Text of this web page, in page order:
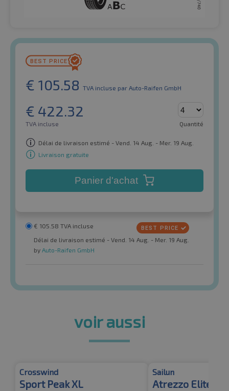
€ 105.58 TVA incluse par Auto-Raifen GmbH
€ 422.32
TVA incluse Quantité
Délai de livraison estimé - Vend. 14 Aug. - Mer. 19 Aug.
Livraison gratuite
Panier d'achat
€ 105.58 TVA incluse
Délai de livraison estimé - Vend. 14 Aug. - Mer. 19 Aug.
by Auto-Raifen GmbH
voir aussi
Crosswind
Sport Peak XL
Sailun
Atrezzo Elite